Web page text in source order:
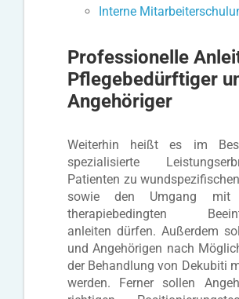
Interne
Professionelle
Pflegebedürftiger
Angehöriger
Weiterhin heißt es im
spezialisierte
Patienten zu
sowie den Umgang mit
therapiebedingten
anleiten dürfen. Außerdem
und Angehörigen nach
der Behandlung von Dekubiti
werden. Ferner sollen